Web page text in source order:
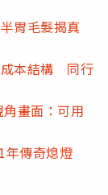
胃毛髮揭真
成本結構 同行
畫面：可用
年傳奇熄燈